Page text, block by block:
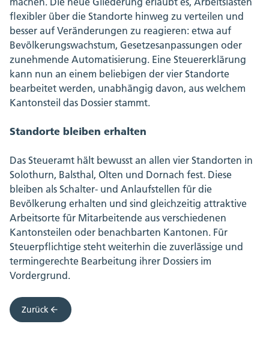
flexibler über die Standorte hinweg zu verteilen und
besser auf Veränderungen zu reagieren: etwa auf
Bevölkerungswachstum, Gesetzesanpassungen oder
zunehmende Automatisierung. Eine Steuererklärung
kann nun an einem beliebigen der vier Standorte
bearbeitet werden, unabhängig davon, aus welchem
Kantonsteil das Dossier stammt.
Standorte bleiben erhalten
Das Steueramt hält bewusst an allen vier Standorten in
Solothurn, Balsthal, Olten und Dornach fest. Diese
bleiben als Schalter- und Anlaufstellen für die
Bevölkerung erhalten und sind gleichzeitig attraktive
Arbeitsorte für Mitarbeitende aus verschiedenen
Kantonsteilen oder benachbarten Kantonen. Für
Steuerpflichtige steht weiterhin die zuverlässige und
termingerechte Bearbeitung ihrer Dossiers im
Vordergrund.
Zurück